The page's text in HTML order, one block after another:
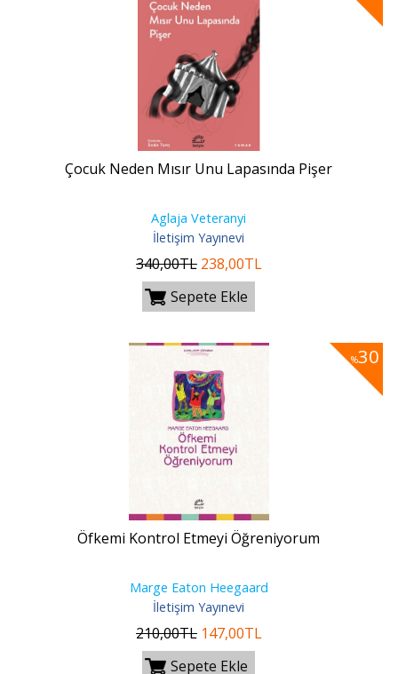
Çocuk Neden Mısır Unu Lapasında Pişer
Aglaja Veteranyi
İletişim Yayınevi
340,00TL 238,00TL
Sepete Ekle
%30
Öfkemi Kontrol Etmeyi Öğreniyorum
Marge Eaton Heegaard
İletişim Yayınevi
210,00TL 147,00TL
Sepete Ekle